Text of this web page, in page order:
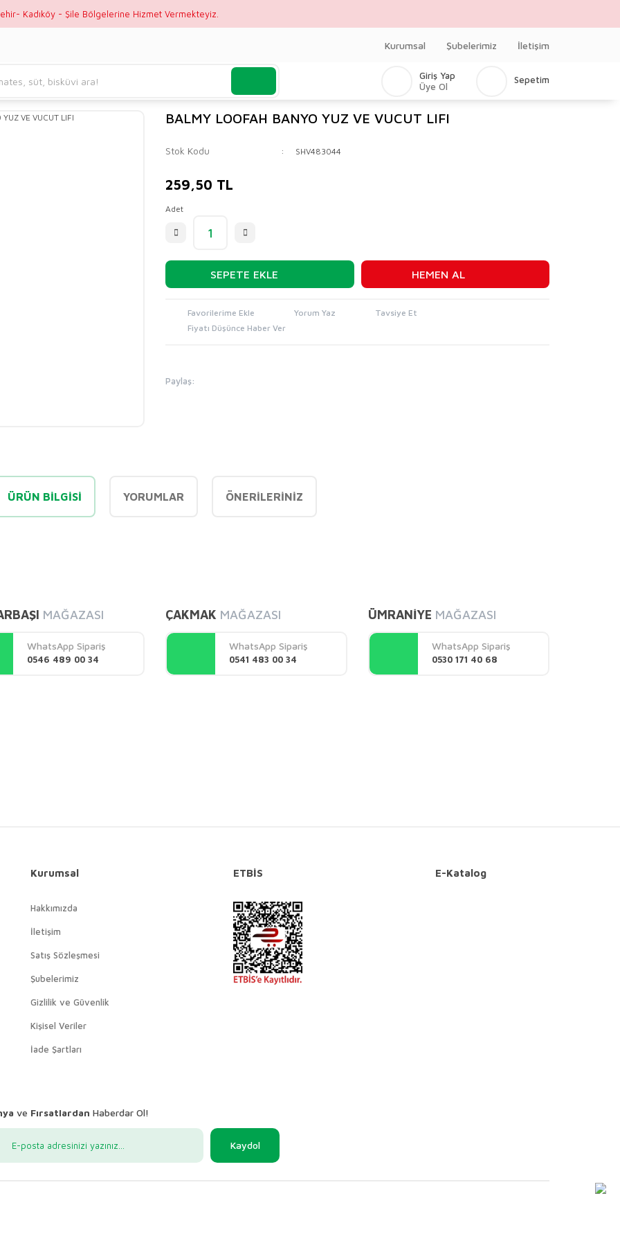
Kadıköy - Şile Bölgelerine Hizmet Vermekteyiz.
Kurumsal Şubelerimiz İletişim
Giriş Yap
Üye Ol
Sepetim
BALMY LOOFAH BANYO YUZ VE VUCUT LIFI
Stok Kodu SHV483044
259,50 TL
Adet
SEPETE EKLE HEMEN AL
Yorum Yaz
Tavsiye Et
Fiyatı Düşünce Haber Ver
Paylaş:
ÜRÜN BILGISI YORUMLAR ÖNERILERINIZ
Yorum Yaz
MAĞAZASI
WhatsApp Sipariş
0546 489 00 34
ÇAKMAK MAĞAZASI
WhatsApp Sipariş
0541 483 00 34
ÜMRANİYE MAĞAZASI
WhatsApp Sipariş
0530 171 40 68
Kurumsal
Hakkımızda
İletişim
Satış Sözleşmesi
Şubelerimiz
Gizlilik ve Güvenlik
Kişisel Veriler
İade Şartları
ETBİS E-Katalog
ve Fırsatlardan Haberdar Ol!
Kaydol